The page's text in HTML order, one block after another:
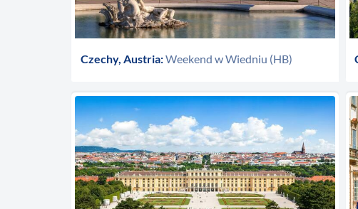
Czechy, Austria:Weekend w Wiedniu (HB)